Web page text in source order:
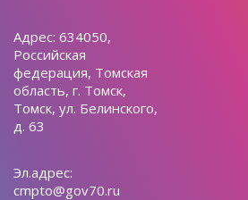
Адрес: 634050,
Российская
федерация, Томская
область, г. Томск,
Томск, ул. Белинского,
д. 63
Эл.адрес:
cmpto@gov70.ru